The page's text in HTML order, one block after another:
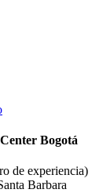
Bogotá
de experiencia)
Barbara